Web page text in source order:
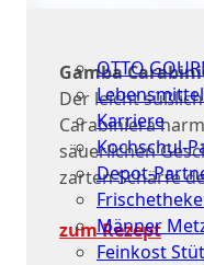
OTTO
Karriere
Kochschul-
Depot-
Männer
Feinkost
Gamba
Der leicht
Carabiniera
säuerlichen
zarten Schärfe
zum Rezept